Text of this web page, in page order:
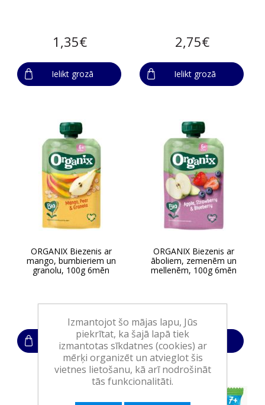
1,35€
Ielikt grozā
2,75€
Ielikt grozā
ORGANIX Biezenis ar
mango, bumbieriem un
granolu, 100g 6mēn
1,85€
Ielikt grozā
ORGANIX Biezenis ar
āboliem, zemenēm un
mellenēm, 100g 6mēn
1,85€
Ielikt grozā
Izmantojot šo mājas lapu, Jūs
piekrītat, ka šajā lapā tiek
izmantotas sīkdatnes (cookies) ar
mērķi organizēt un atvieglot šis
vietnes lietošanu, kā arī nodrošināt
tās funkcionalitāti.